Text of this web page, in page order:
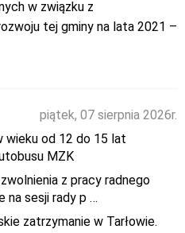
w związku z
tej gminy na lata 2021 –
piątek, 07 sierpnia 2026r.
wieku od 12 do 15 lat
MZK
z pracy radnego
na sesji rady p …
zatrzymanie w Tarłowie.